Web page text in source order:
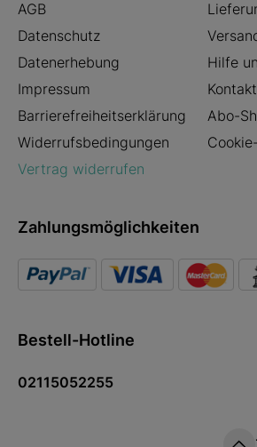
AGB
Datenschutz
Datenerhebung
Hilfe
Impressum
Kontakt
Barrierefreiheitserklärung
Abo-
Widerrufsbedingungen
Vertrag widerrufen
Zahlungsmöglichkeiten
Bestell-Hotline
02115052255